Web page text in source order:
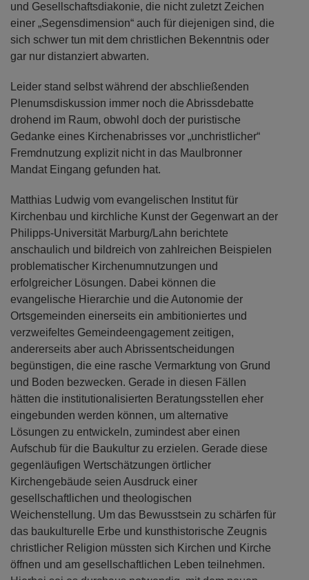
und Gesellschaftsdiakonie, die nicht zuletzt Zeichen
einer „Segensdimension“ auch für diejenigen sind, die
sich schwer tun mit dem christlichen Bekenntnis oder
gar nur distanziert abwarten.
Leider stand selbst während der abschließenden
Plenumsdiskussion immer noch die Abrissdebatte
drohend im Raum, obwohl doch der puristische
Gedanke eines Kirchenabrisses vor „unchristlicher“
Fremdnutzung explizit nicht in das Maulbronner
Mandat Eingang gefunden hat.
Matthias Ludwig vom evangelischen Institut für
Kirchenbau und kirchliche Kunst der Gegenwart an der
Philipps-Universität Marburg/Lahn berichtete
anschaulich und bildreich von zahlreichen Beispielen
problematischer Kirchenumnutzungen und
erfolgreicher Lösungen. Dabei können die
evangelische Hierarchie und die Autonomie der
Ortsgemeinden einerseits ein ambitioniertes und
verzweifeltes Gemeindeengagement zeitigen,
andererseits aber auch Abrissentscheidungen
begünstigen, die eine rasche Vermarktung von Grund
und Boden bezwecken. Gerade in diesen Fällen
hätten die institutionalisierten Beratungsstellen eher
eingebunden werden können, um alternative
Lösungen zu entwickeln, zumindest aber einen
Aufschub für die Baukultur zu erzielen. Gerade diese
gegenläufigen Wertschätzungen örtlicher
Kirchengebäude seien Ausdruck einer
gesellschaftlichen und theologischen
Weichenstellung. Um das Bewusstsein zu schärfen für
das baukulturelle Erbe und kunsthistorische Zeugnis
christlicher Religion müssten sich Kirchen und Kirche
öffnen und am gesellschaftlichen Leben teilnehmen.